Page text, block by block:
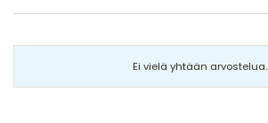
Ei vielä yhtään arvostelua.